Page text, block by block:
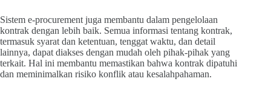
Sistem e-procurement juga membantu dalam pengelolaan
kontrak dengan lebih baik. Semua informasi tentang kontrak,
termasuk syarat dan ketentuan, tenggat waktu, dan detail
lainnya, dapat diakses dengan mudah oleh pihak-pihak yang
terkait. Hal ini membantu memastikan bahwa kontrak dipatuhi
dan meminimalkan risiko konflik atau kesalahpahaman.